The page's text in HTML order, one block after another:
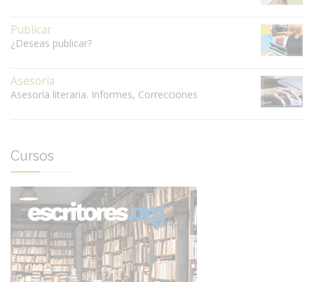
Publicar
¿Deseas publicar?
Asesoría
Asesoría literaria. Informes, Correcciones
Cursos